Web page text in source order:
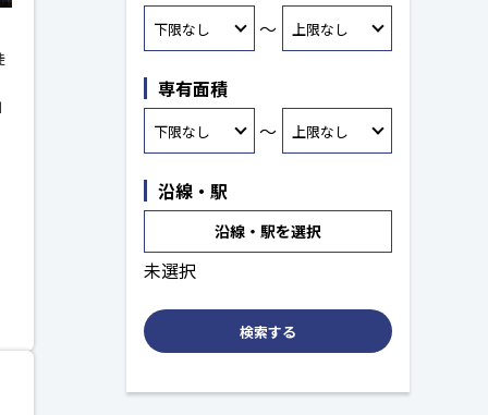
～
専有面積
～
沿線・駅
沿線・駅を選択
未選択
検索する